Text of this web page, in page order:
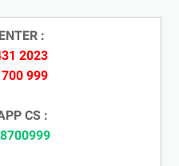
:
2023
999
CS :